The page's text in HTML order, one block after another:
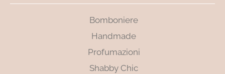
Bomboniere
Handmade
Profumazioni
Shabby Chic